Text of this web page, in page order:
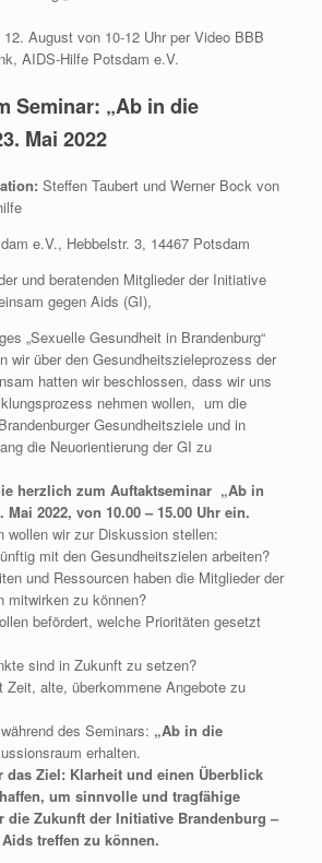
August von 10-12 Uhr per Video BBB
AIDS-Hilfe Potsdam e.V.
Seminar: „Ab in die
Mai 2022
Steffen Taubert und Werner Bock von
e.V., Hebbelstr. 3, 14467 Potsdam
und beratenden Mitglieder der Initiative
gegen Aids (GI),
„Sexuelle Gesundheit in Brandenburg“
wir über den Gesundheitszieleprozess der
hatten wir beschlossen, dass wir uns
nehmen wollen, um die
Gesundheitsziele und in
die Neuorientierung der GI zu
herzlich zum Auftaktseminar „Ab in
Mai 2022, von 10.00 – 15.00 Uhr ein.
wollen wir zur Diskussion stellen:
mit den Gesundheitszielen arbeiten?
und Ressourcen haben die Mitglieder der
mitwirken zu können?
befördert, welche Prioritäten gesetzt
sind in Zukunft zu setzen?
alte, überkommene Angebote zu
des Seminars: „Ab in die
erhalten.
das Ziel: Klarheit und einen Überblick
um sinnvolle und tragfähige
die Zukunft der Initiative Brandenburg –
treffen zu können.